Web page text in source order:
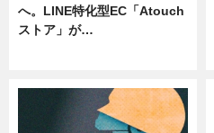
へ。LINE特化型EC「Atouch
ストア」が…